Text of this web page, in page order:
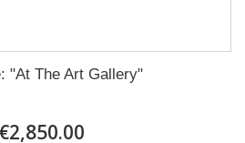
"At The Art Gallery"
€2,850.00